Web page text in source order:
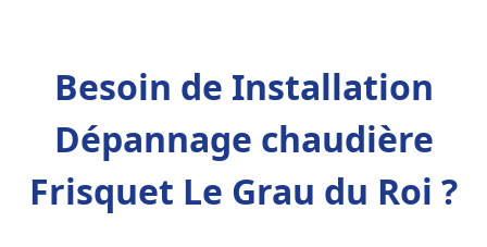
Besoin de Installation
Dépannage chaudière
Frisquet Le Grau du Roi ?